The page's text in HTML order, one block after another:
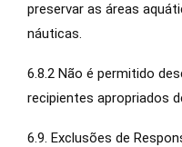
preservar as áreas
náuticas.
6.8.2 Não é permitido
recipientes apropriados
6.9. Exclusões de